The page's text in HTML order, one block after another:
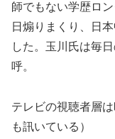
師でもない学歴ロ
日煽りまくり、日
した。玉川氏は毎
呼。
テレビの視聴者層
も訊いている）